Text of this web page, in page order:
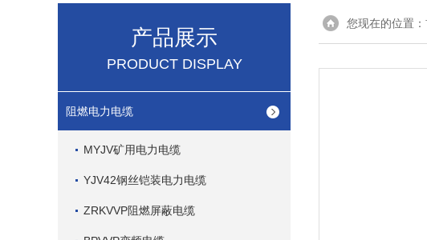
产品展示
PRODUCT DISPLAY
阻燃电力电缆
MYJV矿用电力电缆
YJV42钢丝铠装电力电缆
ZRKVVP阻燃屏蔽电缆
您现在的位置：